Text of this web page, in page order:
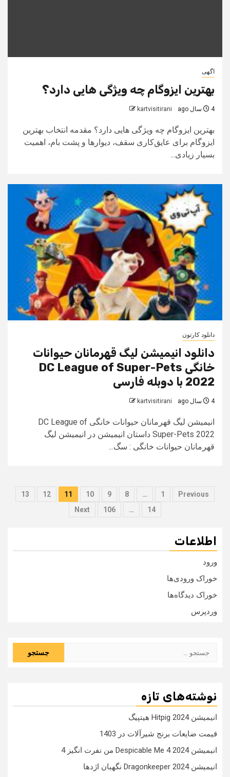
اگهی
بهترین ایزوگام چه ویژگی هایی دارد؟
4 سال ago kartvisitirani
بهترین ایزوگام چه ویژگی هایی دارد؟ مقدمه انتخاب بهترین
ایزوگام برای عایق‌کاری سقف، دیوارها و پشت بام، اهمیت
بسیار زیادی...
دانلود کارتون
دانلود انیمیشن لیگ قهرمانان حیوانات
خانگی DC League of Super-Pets
2022 با دوبله فارسی
4 سال ago kartvisitirani
انیمیشن لیگ قهرمانان حیوانات خانگی DC League of
Super-Pets 2022 داستان انیمیشن در انیمیشن لیگ
قهرمانان حیوانات خانگی : سگ...
صفحه‌بندی
Previous
1
…
8
9
10
11
12
13
14
…
106
Next
اطلاعات
ورود
خوراک ورودی‌ها
خوراک دیدگاه‌ها
وردپرس
نوشته‌های تازه
انیمیشن Hitpig 2024 هیتپیگ
قیمت ضایعات برنج شیرآلات در 1403
انیمیشن Despicable Me 4 2024 من نفرت انگیز 4
انیمیشن Dragonkeeper 2024 نگهبان اژدها